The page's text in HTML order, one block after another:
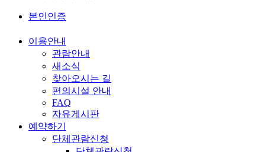
본인인증
이용안내
관람안내
새소식
찾아오시는 길
편의시설 안내
FAQ
자유게시판
예약하기
단체관람신청